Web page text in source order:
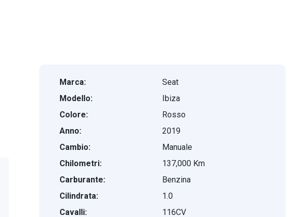
Marca:
Seat
Modello:
Ibiza
Colore:
Rosso
Anno:
2019
Cambio:
Manuale
Chilometri:
137,000 Km
Carburante:
Benzina
Cilindrata:
1.0
Cavalli:
116CV